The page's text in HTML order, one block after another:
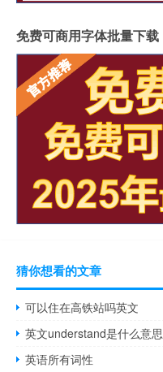
免费可商用字体批量下载
猜你想看的文章
可以住在高铁站吗英文
英文understand是什么意思
英语所有词性